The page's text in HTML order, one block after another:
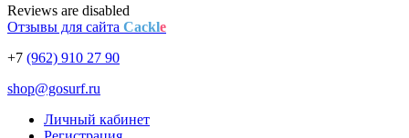
Reviews are disabled
Отзывы для сайта Cackle
+7 (962) 910 27 90
shop@gosurf.ru
Личный кабинет